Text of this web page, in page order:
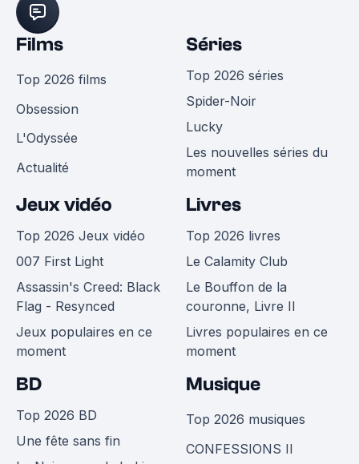
Films
Top 2026 films
Obsession
L'Odyssée
Actualité
Séries
Top 2026 séries
Spider-Noir
Lucky
Les nouvelles séries du
moment
Jeux vidéo
Top 2026 Jeux vidéo
007 First Light
Assassin's Creed: Black
Flag - Resynced
Jeux populaires en ce
moment
Livres
Top 2026 livres
Le Calamity Club
Le Bouffon de la
couronne, Livre II
Livres populaires en ce
moment
BD
Top 2026 BD
Une fête sans fin
Musique
Top 2026 musiques
CONFESSIONS II